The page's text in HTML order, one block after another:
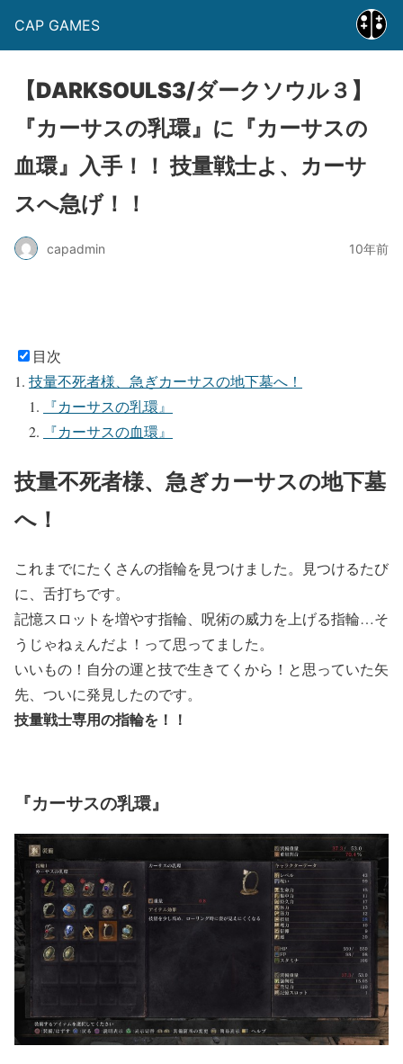
CAP GAMES
【DARKSOULS3/ダークソウル３】
『カーサスの乳環』に『カーサスの
血環』入手！！ 技量戦士よ、カーサ
スへ急げ！！
capadmin 10年前
目次
技量不死者様、急ぎカーサスの地下墓へ！
『カーサスの乳環』
『カーサスの血環』
技量不死者様、急ぎカーサスの地下墓
へ！
これまでにたくさんの指輪を見つけました。見つけるたび
に、舌打ちです。
記憶スロットを増やす指輪、呪術の威力を上げる指輪…そ
うじゃねぇんだよ！って思ってました。
いいもの！自分の運と技で生きてくから！と思っていた矢
先、ついに発見したのです。
技量戦士専用の指輪を！！
『カーサスの乳環』